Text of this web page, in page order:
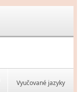
Vyučované jazyky